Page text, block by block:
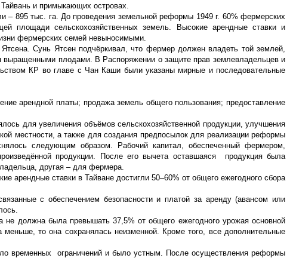
и примыкающих островах.
895 тыс. га. До проведения земельной реформы 1949 г. 60% фермерских
площади сельскохозяйственных земель. Высокие арендные ставки и
фермерских семей невыносимыми.
Сунь Ятсен подчёркивал, что фермер должен владеть той землей,
выращенными плодами. В Распоряжении о защите прав землевладельцев и
КР во главе с Чан Каши были указаны мирные и последовательные
арендной платы; продажа земель общего пользования; предоставление
для увеличения объёмов сельскохозяйственной продукции, улучшения
местности, а также для создания предпосылок для реализации реформы
следующим образом. Рабочий капитал, обеспеченный фермером,
продукции. После его вычета оставшаяся продукция была
другая – для фермера.
ставки в Тайване достигли 50–60% от общего ежегодного сбора
с обеспечением безопасности и платой за аренду (авансом или
должна была превышать 37,5% от общего ежегодного урожая основной
то она сохранялась неизменной. Кроме того, все дополнительные
временных ограничений и было устным. После осуществления реформы